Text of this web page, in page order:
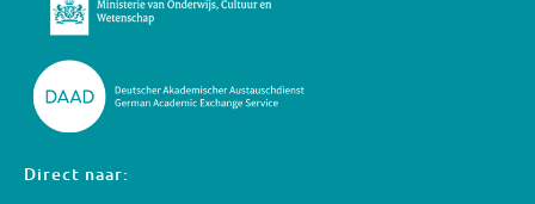
Direct naar: